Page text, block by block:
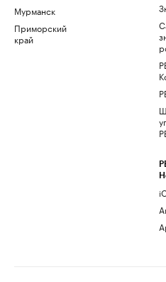
Мурманск
Приморский
край